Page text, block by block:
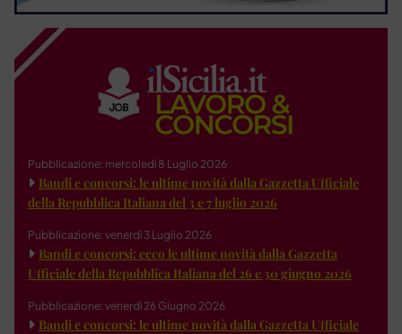
Pubblicazione: mercoledì 8 Luglio 2026
Bandi e concorsi: le ultime novità dalla Gazzetta Ufficiale
della Repubblica Italiana del 3 e 7 luglio 2026
Pubblicazione: venerdì 3 Luglio 2026
Bandi e concorsi: ecco le ultime novità dalla Gazzetta
Ufficiale della Repubblica Italiana del 26 e 30 giugno 2026
Pubblicazione: venerdì 26 Giugno 2026
Bandi e concorsi: le ultime novità dalla Gazzetta Ufficiale